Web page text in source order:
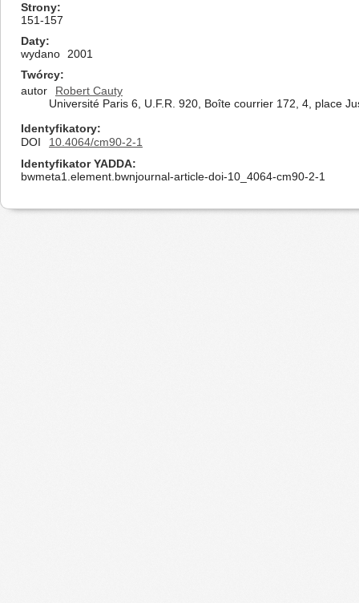
Strony
151-157
Daty
wydano
2001
Twórcy
autor
Robert Cauty
Université Paris 6, U.F.R. 920, Boîte courrier 172, 4, place
Identyfikatory
DOI
10.4064/cm90-2-1
Identyfikator YADDA
bwmeta1.element.bwnjournal-article-doi-10_4064-cm90-2-1